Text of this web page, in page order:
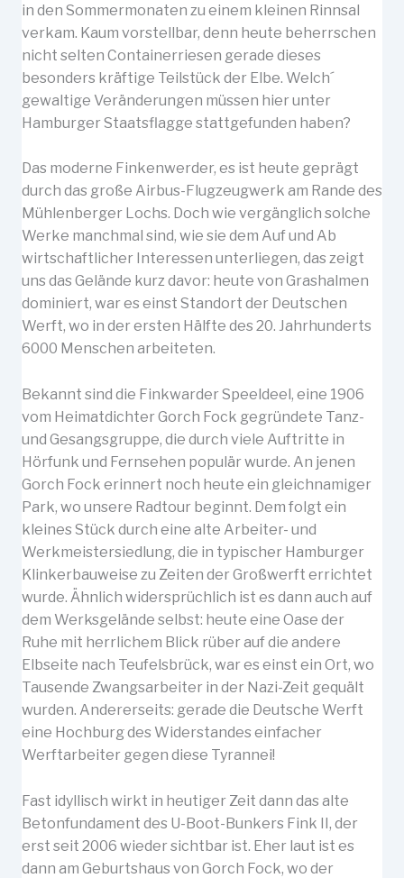
in den Sommermonaten zu einem kleinen Rinnsal
verkam. Kaum vorstellbar, denn heute beherrschen
nicht selten Containerriesen gerade dieses
besonders kräftige Teilstück der Elbe. Welch´
gewaltige Veränderungen müssen hier unter
Hamburger Staatsflagge stattgefunden haben?
Das moderne Finkenwerder, es ist heute geprägt
durch das große Airbus-Flugzeugwerk am Rande des
Mühlenberger Lochs. Doch wie vergänglich solche
Werke manchmal sind, wie sie dem Auf und Ab
wirtschaftlicher Interessen unterliegen, das zeigt
uns das Gelände kurz davor: heute von Grashalmen
dominiert, war es einst Standort der Deutschen
Werft, wo in der ersten Hälfte des 20. Jahrhunderts
6000 Menschen arbeiteten.
Bekannt sind die Finkwarder Speeldeel, eine 1906
vom Heimatdichter Gorch Fock gegründete Tanz-
und Gesangsgruppe, die durch viele Auftritte in
Hörfunk und Fernsehen populär wurde. An jenen
Gorch Fock erinnert noch heute ein gleichnamiger
Park, wo unsere Radtour beginnt. Dem folgt ein
kleines Stück durch eine alte Arbeiter- und
Werkmeistersiedlung, die in typischer Hamburger
Klinkerbauweise zu Zeiten der Großwerft errichtet
wurde. Ähnlich widersprüchlich ist es dann auch auf
dem Werksgelände selbst: heute eine Oase der
Ruhe mit herrlichem Blick rüber auf die andere
Elbseite nach Teufelsbrück, war es einst ein Ort, wo
Tausende Zwangsarbeiter in der Nazi-Zeit gequält
wurden. Andererseits: gerade die Deutsche Werft
eine Hochburg des Widerstandes einfacher
Werftarbeiter gegen diese Tyrannei!
Fast idyllisch wirkt in heutiger Zeit dann das alte
Betonfundament des U-Boot-Bunkers Fink II, der
erst seit 2006 wieder sichtbar ist. Eher laut ist es
dann am Geburtshaus von Gorch Fock, wo der